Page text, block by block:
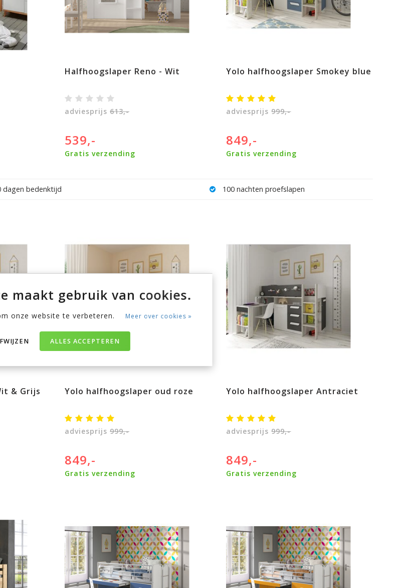
Halfhoogslaper Reno - Wit
adviesprijs 613,-
539,-
Gratis verzending
Yolo halfhoogslaper Smokey blue
adviesprijs 999,-
849,-
Gratis verzending
proefslapen Veilig achteraf betalen
& Grijs
Yolo halfhoogslaper oud roze
adviesprijs 999,-
849,-
Gratis verzending
Yolo halfhoogslaper Antraciet
adviesprijs 999,-
849,-
Gratis verzending
maakt gebruik van cookies.
onze website te verbeteren. Meer over cookies »
ALLES ACCEPTEREN